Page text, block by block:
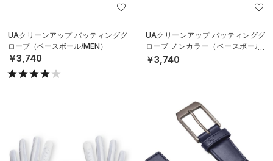
UAクリーンアップ バッティンググ
ローブ（ベースボール/MEN）
￥3,740
UAクリーンアップ バッティンググ
ローブ ノンカラー（ベースボール/
MEN）
￥3,740